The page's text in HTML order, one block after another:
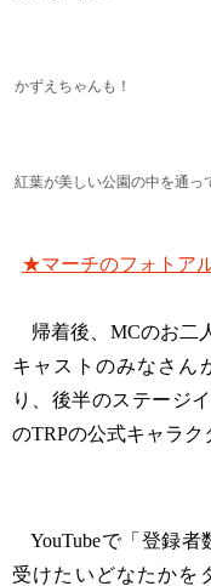
かずえちゃんも！
紅葉が美しい公園の中を通っ
★マーチのフォトア
帰着後、MCのお二
キャストのみなさん
り、後半のステージ
のTRPの公式キャラク
YouTubeで「登録者
受けたいどなたかを